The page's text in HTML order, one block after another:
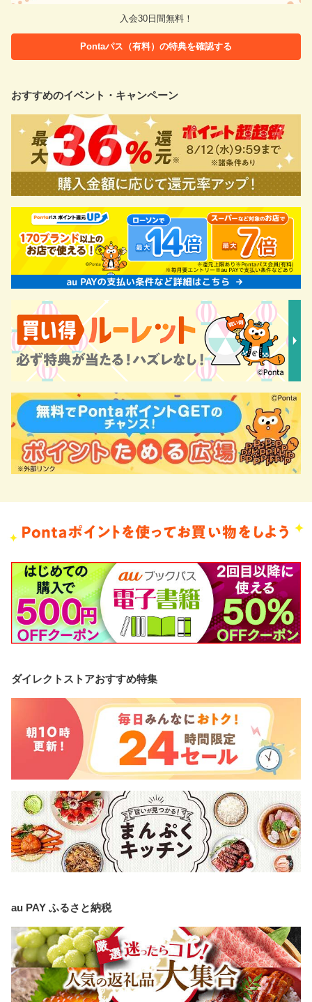
入会30日間無料！
Pontaパス（有料）の特典を確認する
おすすめのイベント・キャンペーン
ダイレクトストアおすすめ特集
au PAY ふるさと納税